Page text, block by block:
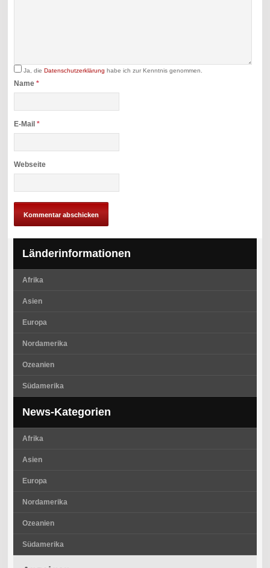
Ja, dieDatenschutzerklärung habe ich zur Kenntnis genommen.
Name*
E-Mail*
Webseite
Länderinformationen
Afrika
Asien
Europa
Nordamerika
Ozeanien
Südamerika
News-Kategorien
Afrika
Asien
Europa
Nordamerika
Ozeanien
Südamerika